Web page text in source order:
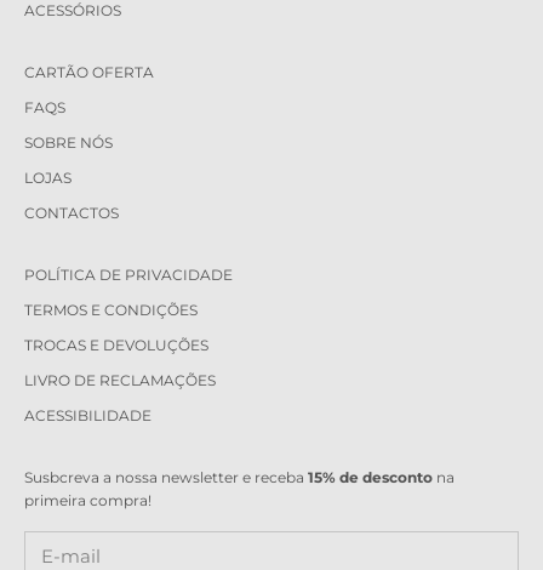
ACESSÓRIOS
CARTÃO OFERTA
FAQS
SOBRE NÓS
LOJAS
CONTACTOS
POLÍTICA DE PRIVACIDADE
TERMOS E CONDIÇÕES
TROCAS E DEVOLUÇÕES
LIVRO DE RECLAMAÇÕES
ACESSIBILIDADE
Susbcreva a nossa newsletter e receba 15% de desconto na
primeira compra!